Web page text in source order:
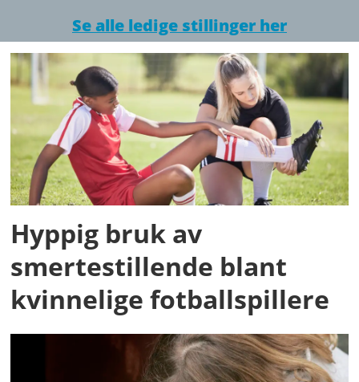
Se alle ledige stillinger her
Hyppig bruk av
smertestillende blant
kvinnelige fotballspillere